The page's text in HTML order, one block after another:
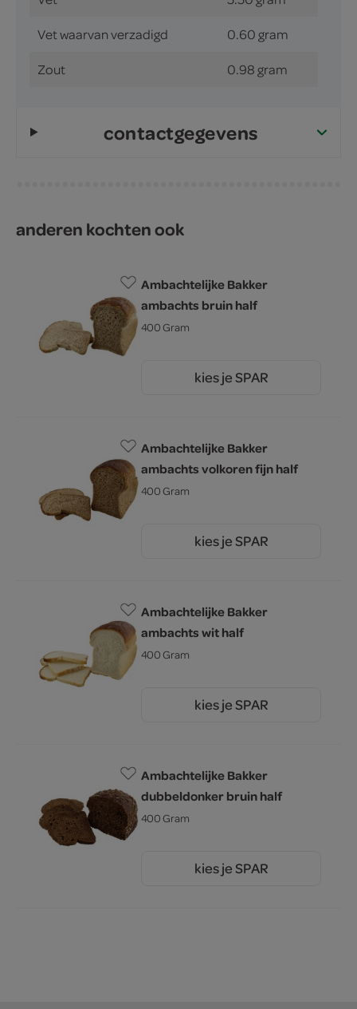
Vet waarvan verzadigd 0.60 gram
Zout 0.98 gram
contactgegevens
anderen kochten ook
Ambachtelijke Bakker
ambachts bruin half
400 Gram
kies je SPAR
Ambachtelijke Bakker
ambachts volkoren fijn half
400 Gram
kies je SPAR
Ambachtelijke Bakker
ambachts wit half
400 Gram
kies je SPAR
Ambachtelijke Bakker
dubbeldonker bruin half
400 Gram
kies je SPAR